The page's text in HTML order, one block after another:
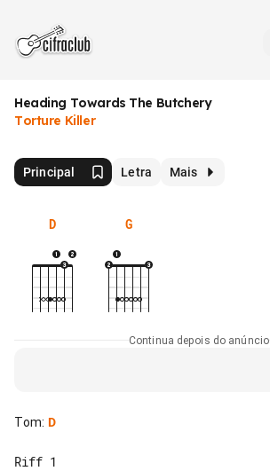
Heading Towards The Butchery
Torture Killer
Principal Letra Mais
D G
Continua depois do anúncio
Tom: D
Riff 1